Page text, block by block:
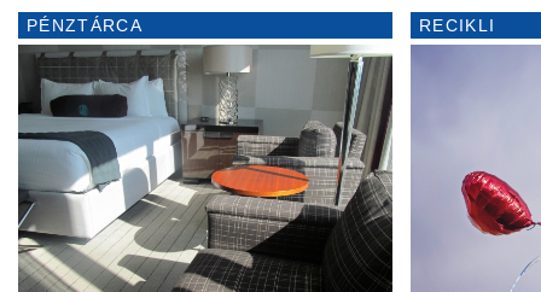
PÉNZTÁRCA RECIKLI